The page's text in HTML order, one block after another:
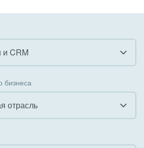
и CRM
бизнеса
отрасль